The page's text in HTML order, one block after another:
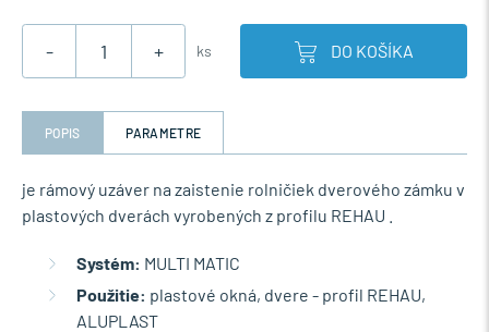
- + ks DO KOŠÍKA
POPIS PARAMETRE
je rámový uzáver na zaistenie rolničiek dverového zámku v
plastových dverách vyrobených z profilu REHAU .
Systém: MULTI MATIC
Použitie: plastové okná, dvere - profil REHAU,
ALUPLAST